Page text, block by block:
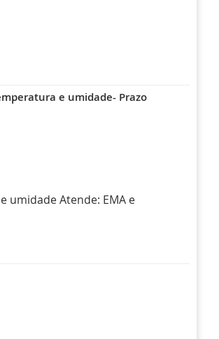
e umidade- Prazo
umidade Atende: EMA e